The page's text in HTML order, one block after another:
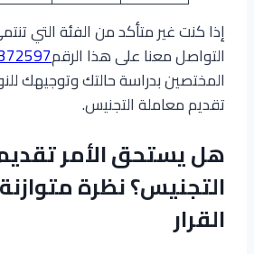
إذا كنت غير متأكد من الفئة التي
التواصل معنا على هذا الرقم
المختصين بدراسة حالتك وتوجيهك
تقديم معاملة التجنيس.
هل يستحق الأمر
التجنيس؟ نظرة
القرار